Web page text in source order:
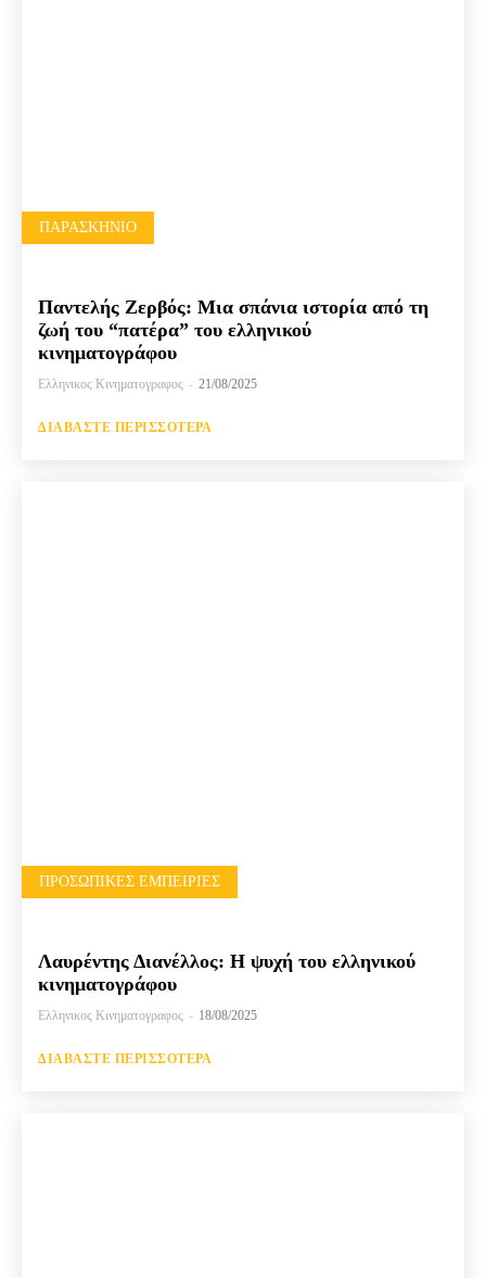
ΠΑΡΑΣΚΉΝΙΟ
Παντελής Ζερβός: Μια σπάνια ιστορία από τη
ζωή του “πατέρα” του ελληνικού
κινηματογράφου
Ελληνικος Κινηματογραφος - 21/08/2025
ΔΙΑΒΆΣΤΕ ΠΕΡΙΣΣΌΤΕΡΑ
ΠΡΟΣΩΠΙΚΈΣ ΕΜΠΕΙΡΊΕΣ
Λαυρέντης Διανέλλος: Η ψυχή του ελληνικού
κινηματογράφου
Ελληνικος Κινηματογραφος - 18/08/2025
ΔΙΑΒΆΣΤΕ ΠΕΡΙΣΣΌΤΕΡΑ